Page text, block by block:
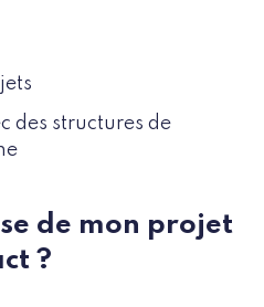
des structures de
de mon projet
?